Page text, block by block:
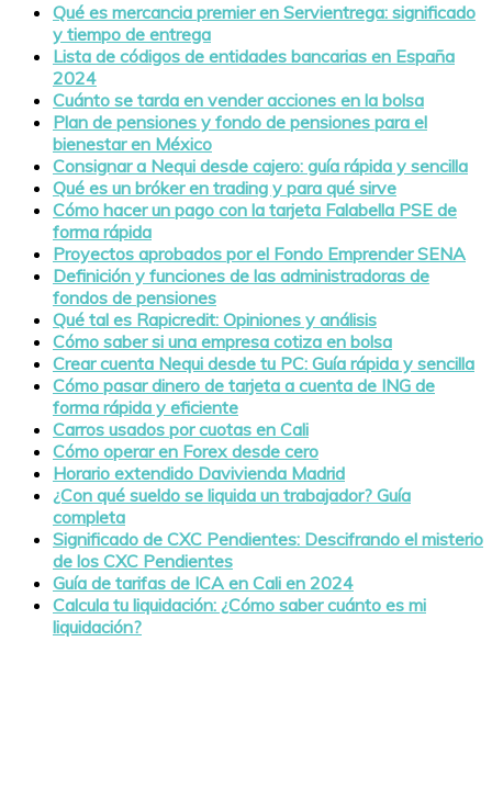
Qué es mercancia premier en Servientrega: significado
y tiempo de entrega
Lista de códigos de entidades bancarias en España
2024
Cuánto se tarda en vender acciones en la bolsa
Plan de pensiones y fondo de pensiones para el
bienestar en México
Consignar a Nequi desde cajero: guía rápida y sencilla
Qué es un bróker en trading y para qué sirve
Cómo hacer un pago con la tarjeta Falabella PSE de
forma rápida
Proyectos aprobados por el Fondo Emprender SENA
Definición y funciones de las administradoras de
fondos de pensiones
Qué tal es Rapicredit: Opiniones y análisis
Cómo saber si una empresa cotiza en bolsa
Crear cuenta Nequi desde tu PC: Guía rápida y sencilla
Cómo pasar dinero de tarjeta a cuenta de ING de
forma rápida y eficiente
Carros usados por cuotas en Cali
Cómo operar en Forex desde cero
Horario extendido Davivienda Madrid
¿Con qué sueldo se liquida un trabajador? Guía
completa
Significado de CXC Pendientes: Descifrando el misterio
de los CXC Pendientes
Guía de tarifas de ICA en Cali en 2024
Calcula tu liquidación: ¿Cómo saber cuánto es mi
liquidación?